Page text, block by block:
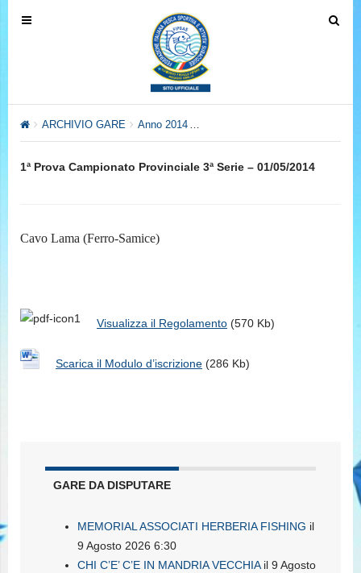
T
v
a
n
T
ARCHIVIO GARE Anno 2014
1ª Prova Campionato Provinciale 3ª Serie – 01/05/2014
Cavo Lama (Ferro-Samice)
Visualizza il Regolamento (570 Kb)
Scarica il Modulo d’iscrizione (286 Kb)
GARE DA DISPUTARE
MEMORIAL ASSOCIATI HERBERIA FISHING il
9 Agosto 2026 6:30
CHI C’E’ C’E IN MANDRIA VECCHIAil 9 Agosto